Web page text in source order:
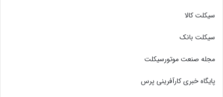
سیکلت کالا
سیکلت بانک
مجله صنعت موتورسیکلت
پایگاه خبری کارآفرینی پرس